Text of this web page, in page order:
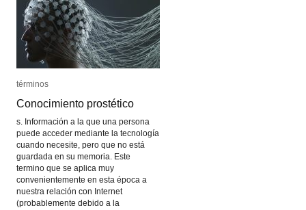
términos
Conocimiento prostético
s. Información a la que una persona
puede acceder mediante la tecnología
cuando necesite, pero que no está
guardada en su memoria. Este
termino que se aplica muy
convenientemente en esta época a
nuestra relación con Internet
(probablemente debido a la
términos
Conocimiento prostético